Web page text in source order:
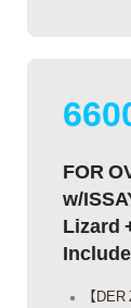
FOR
w/
Lizard
【